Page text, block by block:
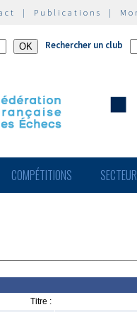
| Publications |
Rechercher un club
COMPÉTITIONS
Titre :